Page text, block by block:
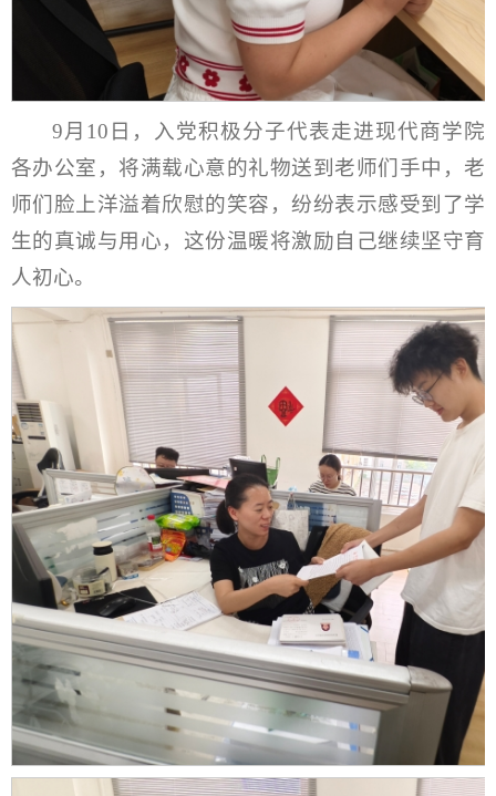
9月10日，入党积极分子代表走进现代商学院
各办公室，将满载心意的礼物送到老师们手中，老
师们脸上洋溢着欣慰的笑容，纷纷表示感受到了学
生的真诚与用心，这份温暖将激励自己继续坚守育
人初心。